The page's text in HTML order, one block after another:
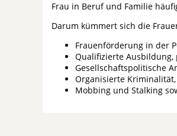
Frau in Beruf und Familie
Darum kümmert sich die
Frauenförderung in der
Qualifizierte
Gesellschaftspolitische
Organisierte
Mobbing und Stalking